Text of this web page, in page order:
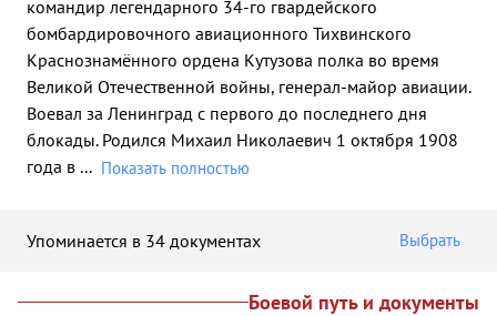
командир легендарного 34-го гвардейского
бомбардировочного авиационного Тихвинского
Краснознамённого ордена Кутузова полка во время
Великой Отечественной войны, генерал-майор авиации.
Воевал за Ленинград с первого до последнего дня
блокады. Родился Михаил Николаевич 1 октября 1908
года в ... Показать полностью
Упоминается в 34 документах Выбрать
Боевой путь и документы